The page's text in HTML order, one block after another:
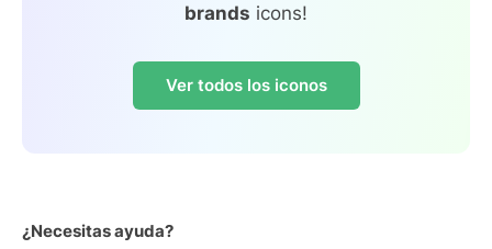
brands icons!
Ver todos los iconos
¿Necesitas ayuda?